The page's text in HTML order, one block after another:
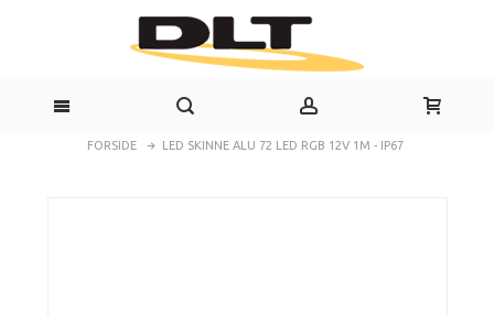
FORSIDE LED SKINNE ALU 72 LED RGB 12V 1M - IP67